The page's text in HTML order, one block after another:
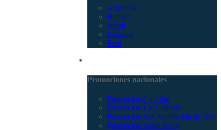
Argentina
Bolivia
Brasil
Ecuador
Perú
Promociones nacionales
Promocion Coveñas
Promoción Eje Cafetero
Promoción San Andrés Fin de Año
Promoción Santa Marta